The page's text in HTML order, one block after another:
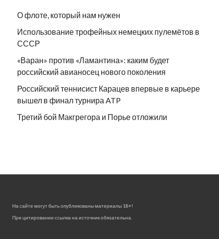
О флоте, который нам нужен
Использование трофейных немецких пулемётов в
СССР
«Варан» против «Ламантина»: каким будет
российский авианосец нового поколения
Российский теннисист Карацев впервые в карьере
вышел в финал турнира ATP
Третий бой Макгрегора и Порье отложили
На сайте могут быть опубликованы материалы 18+!
При цитировании ссылка на источник обязательна.